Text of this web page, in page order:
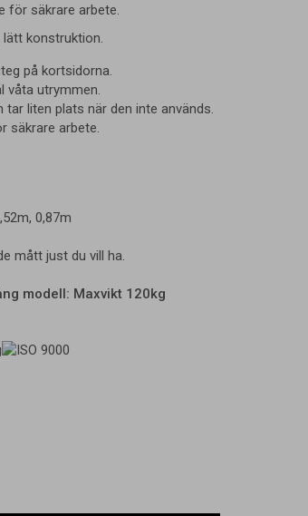
för säkrare arbete.
konstruktion.
på kortsidorna.
våta utrymmen.
liten plats när den inte används.
säkrare arbete.
0,87m
mått just du vill ha.
modell: Maxvikt 120kg